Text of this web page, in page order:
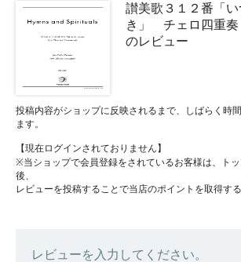
讃美歌３１２番「
き」 チェロ四重奏
のレビュー
投稿内容がショップに反映されるまで、しばらく時
ます。
【現在ログインされておりません】
※当ショップで会員登録をされているお客様は、ト
後、
レビューを投稿することで当店のポイントを取得す
レビューを入力してください。